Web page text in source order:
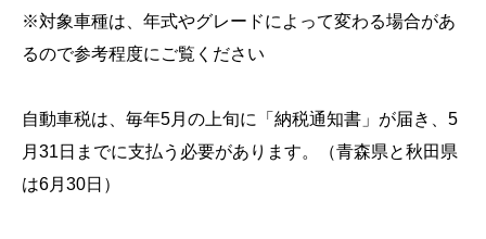
※対象車種は、年式やグレードによって変わる場合があ
るので参考程度にご覧ください
自動車税は、毎年5月の上旬に「納税通知書」が届き、5
月31日までに支払う必要があります。（青森県と秋田県
は6月30日）